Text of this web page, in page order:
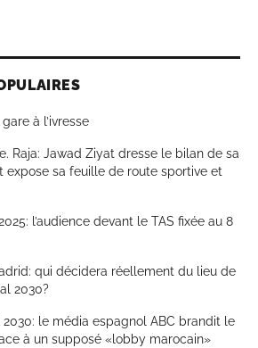
à l’ivresse
Raja: Jawad Ziyat dresse le bilan de sa
expose sa feuille de route sportive et
l’audience devant le TAS fixée au 8
qui décidera réellement du lieu de
2030?
2030: le média espagnol ABC brandit le
à un supposé «lobby marocain»